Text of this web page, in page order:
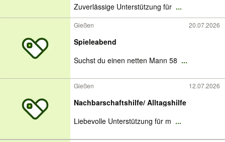
Zuverlässige Unterstützung für ...
Gießen 20.07.2026
Spieleabend
Suchst du einen netten Mann 58 ...
Gießen 12.07.2026
Nachbarschaftshilfe/ Alltagshilfe
Liebevolle Unterstützung für m ...